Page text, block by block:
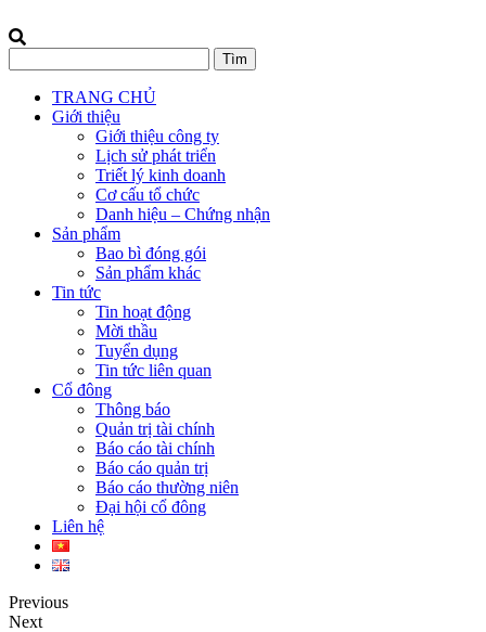
TRANG CHỦ
Giới thiệu
Giới thiệu công ty
Lịch sử phát triển
Triết lý kinh doanh
Cơ cấu tổ chức
Danh hiệu – Chứng nhận
Sản phẩm
Bao bì đóng gói
Sản phẩm khác
Tin tức
Tin hoạt động
Mời thầu
Tuyển dụng
Tin tức liên quan
Cổ đông
Thông báo
Quản trị tài chính
Báo cáo tài chính
Báo cáo quản trị
Báo cáo thường niên
Đại hội cổ đông
Liên hệ
Previous
Next